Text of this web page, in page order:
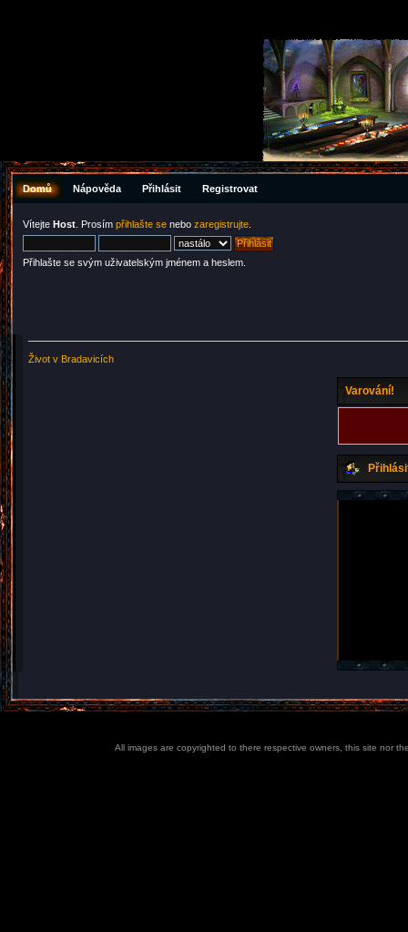
Domů Nápověda Přihlásit Registrovat
Vítejte Host . Prosím přihlašte se nebo zaregistrujte
Přihlašte se svým uživatelským jménem a heslem.
Život v Bradavicích
Varování!
All images are copyrighted to there respective owners, this site nor